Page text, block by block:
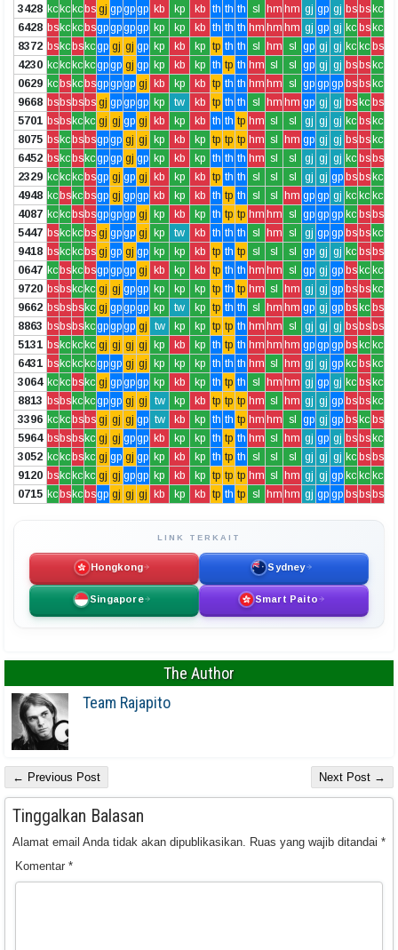
3428 kckckcbs gj gpgpgp kb kp kb th th th sl hm hm gj gp gj bsbskc
6428 bskckcbsgpgpgpgp kp kp kb th th th hm hm hm gj gp gj kc bskc
8372 bskcbskcgp gj gj gp kp kb kp tp th th sl hm sl gp gj gj kc kc bs
4230 kckckckcgpgp gj gp kp kb kp th tp th hm sl sl gp gj gj bsbskc
0629 kcbskcbsgpgpgp gj kb kp kb tp th th hm hm sl gp gp gp bsbskc
9668 bsbsbsbs gj gpgpgp kp tw kb tp th th sl hm hm gp gj gj bskc bs
5701 bsbskckc gj gj gp gj kb kp kb th th tp hm sl sl gj gj gj kc bskc
8075 bskcbsbsgpgp gj gj kp kb kp tp tp tp hm sl hm gp gj gj bsbskc
6452 bskcbskcgpgp gj gp kp kb kp th th th hm sl sl gj gj gj kc bsbs
2329 kckckcbsgp gj gp gj kb kp kb tp th th sl sl sl gj gj gp bsbskc
4948 kcbskcbsgp gj gpgp kb kp kb th tp th sl sl hm gp gp gj kc kc kc
4087 kckcbsbsgpgpgp gj kp kb kp th tp tp hm hm sl gp gp gp kc bsbs
5447 bskckcbs gj gpgp gj kp tw kb th th th sl hm sl gj gp gp bsbskc
9418 bskckcbs gj gp gj gp kp kp kb tp th tp sl sl sl gp gj gj kc bsbs
0647 kcbskcbsgpgpgp gj kb kp kb tp th th hm hm sl gp gj gp bskc kc
9720 bsbskckc gj gj gpgp kp kp kp tp th tp hm sl hm gj gj gp bsbskc
9662 bsbsbskc gj gpgpgp kp tw kp tp th th sl hm hm gp gj gp bskc bs
8863 bsbsbskcgpgpgp gj tw kp kp tp tp th hm hm sl gj gj gj bsbsbs
5131 bskckckc gj gj gj gj kp kb kp th tp th hm hm hm gp gp gp bskc kc
6431 bskckckcgpgp gj gj kp kp kp th th th hm sl hm gj gj gp kc bskc
3064 kckcbskc gj gpgpgp kp kb kp th tp th sl hm hm gj gp gj kc bskc
8813 bsbskckcgpgp gj gj tw kp kb tp tp tp hm sl hm gj gj gp bsbskc
3396 kckcbsbs gj gj gj gp tw kb kp th th tp hm hm sl gp gj gp bskc bs
5964 bsbsbskc gj gj gpgp kb kp kp th tp th hm sl hm gj gp gj bsbskc
3052 kckcbskc gj gp gj gp kp kb kp th tp th sl sl sl gj gj gj kc bsbs
9120 bskckckc gj gj gpgp kp kb kp tp tp tp hm sl hm gj gj gp kc kc kc
0715 kcbskcbsgp gj gj gj kb kp kb tp th tp sl hm hm gj gp gp bsbsbs
LINK TERKAIT
Hongkong Sydney
Singapore Smart Paito
The Author
Team Rajapito
← Previous Post Next Post →
Tinggalkan Balasan
Alamat email Anda tidak akan dipublikasikan. Ruas yang wajib ditandai *
Komentar *